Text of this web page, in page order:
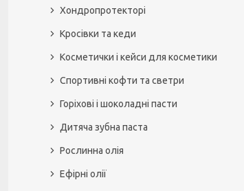
Хондропротекторі
Кросівки та кеди
Косметички і кейси для косметики
Спортивні кофти та светри
Горіхові і шоколадні пасти
Дитяча зубна паста
Рослинна олія
Ефірні олії